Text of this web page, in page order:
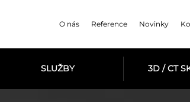
O nás Reference Novinky
SLUŽBY 3D / CT